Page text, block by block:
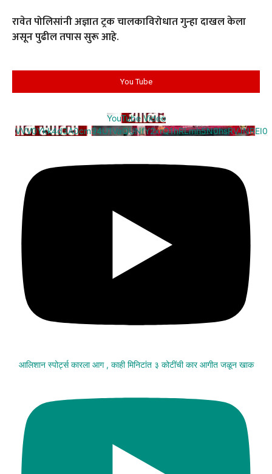
रावेत पोलिसांनी अज्ञात ट्रक चालकाविरोधात गुन्हा दाखल केला
असून पुढील तपास सुरू आहे.
You Tube
YouTube Video
VVV0Ykk4d3A0cm94U1VaQUNfY2xrQ1hRLmh5N0hsRVJNREI0
आलिशान स्पोर्ट्स कारला आग , काही मिनिटांत ३ कोटींची कार आगीत जळून खाक